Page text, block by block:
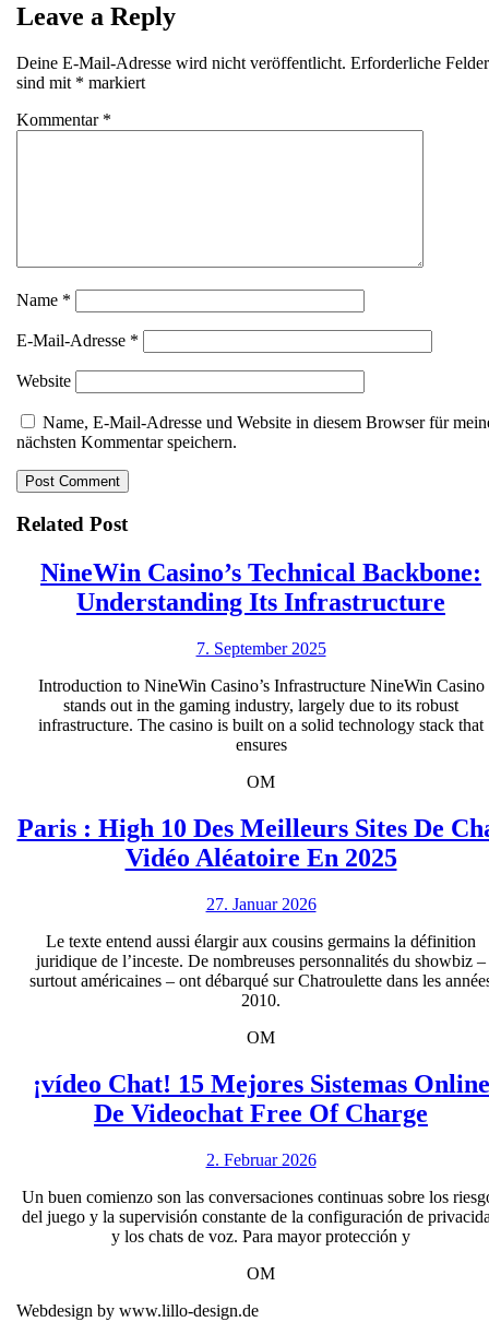
Leave a Reply
Deine E-Mail-Adresse wird nicht veröffentlicht. Erforderliche Felder
sind mit * markiert
Kommentar *
Name *
E-Mail-Adresse *
Website
Name, E-Mail-Adresse und Website in diesem Browser für
nächsten Kommentar speichern.
Related Post
NineWin Casino’s Technical Backbone:
Understanding Its Infrastructure
7. September 20257.
2025
Introduction to NineWin Casino’s Infrastructure NineWin Casino
stands out in the gaming industry, largely due to its robust
infrastructure. The casino is built on a solid technology stack that
ensures
OM
Paris : High 10 Des Meilleurs Sites De
Vidéo Aléatoire En 2025Paris
10
Des
Chat
Vidéo
2025
27. Januar 202627.
2026
Le texte entend aussi élargir aux cousins germains la définition
juridique de l’inceste. De nombreuses personnalités du showbiz –
surtout américaines – ont débarqué sur Chatroulette dans les
2010.
OM
¡vídeo Chat! 15 Mejores Sistemas Online
De Videochat Free Of Charge
2. Februar 20262.
2026
Un buen comienzo son las conversaciones continuas sobre los
del juego y la supervisión constante de la configuración de
y los chats de voz. Para mayor protección y
OM
Webdesign by www.lillo-design.de